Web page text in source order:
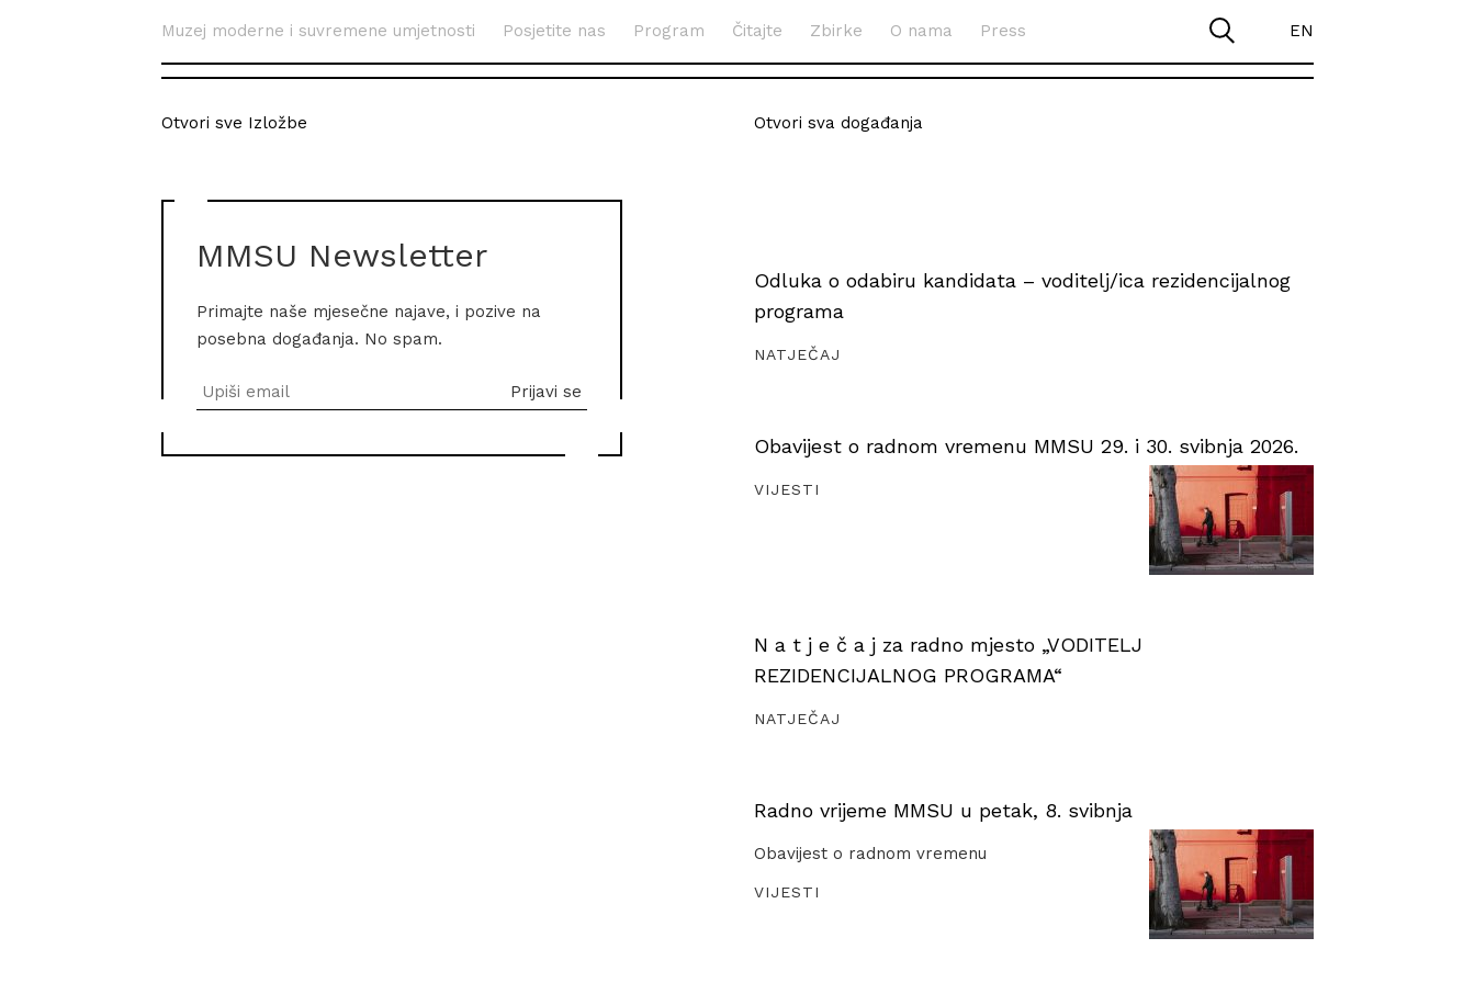
Muzej moderne i suvremene umjetnosti Posjetite nas Program Čitajte Zbirke O nama Press EN
Otvori sve Izložbe
MMSU Newsletter
Primajte naše mjesečne najave, i pozive na
posebna događanja. No spam.
Otvori sva događanja
Odluka o odabiru kandidata – voditelj/ica rezidencijalnog
programa
NATJEČAJ
Obavijest o radnom vremenu MMSU 29. i 30. svibnja 2026.
VIJESTI
N a t j e č a j za radno mjesto „VODITELJ
REZIDENCIJALNOG PROGRAMA“
NATJEČAJ
Radno vrijeme MMSU u petak, 8. svibnja
Obavijest o radnom vremenu
VIJESTI